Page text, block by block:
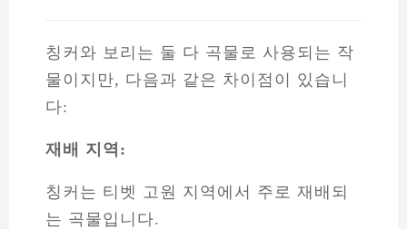
칭커와 보리는 둘 다 곡물로 사용되는 작
물이지만, 다음과 같은 차이점이 있습니
다:
재배 지역:
칭커는 티벳 고원 지역에서 주로 재배되
는 곡물입니다.